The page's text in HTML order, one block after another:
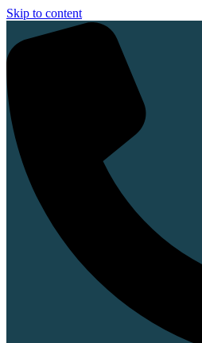
Skip to content